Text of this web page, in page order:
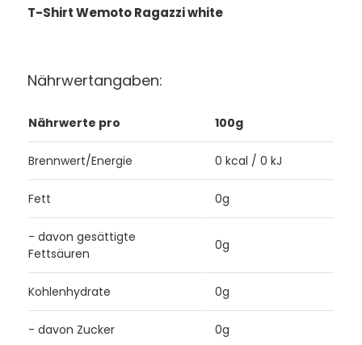
T-Shirt Wemoto Ragazzi white
Nährwertangaben:
Nährwerte pro 100g
Brennwert/Energie 0 kcal / 0 kJ
Fett 0g
- davon gesättigte
Fettsäuren
0g
Kohlenhydrate 0g
- davon Zucker 0g